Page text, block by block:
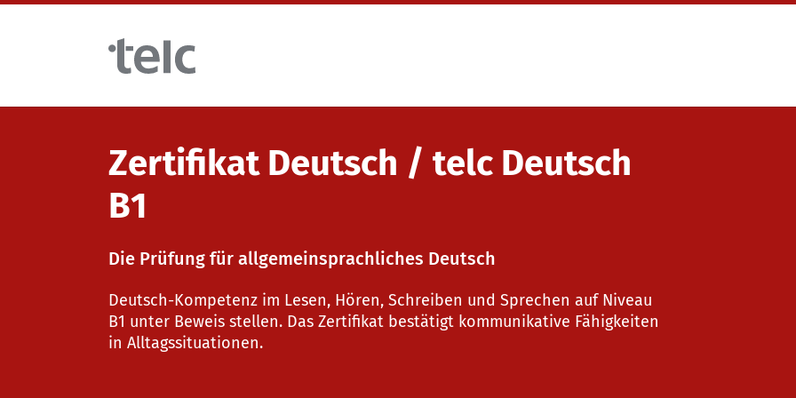
Skip to main content
telc Prüfungen digital mit DIGItelc 2.0
telc Remote Tests
Zertifikat Deutsch / telc Deutsch
B1
Die Prüfung für allgemeinsprachliches Deutsch
Deutsch-Kompetenz im Lesen, Hören, Schreiben und Sprechen auf Niveau
B1 unter Beweis stellen. Das Zertifikat bestätigt kommunikative Fähigkeiten
in Alltagssituationen.